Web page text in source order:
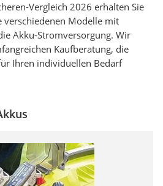
Vergleich 2026 erhalten Sie
verschiedenen Modelle mit
Akku-Stromversorgung. Wir
Kaufberatung, die
Ihren individuellen Bedarf